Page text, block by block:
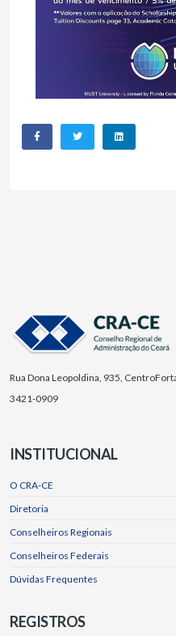
Rua Dona Leopoldina, 935, Centro
3421-0909
INSTITUCIONAL
O CRA-CE
Diretoria
Conselheiros Regionais
Conselheiros Federais
Dúvidas Frequentes
REGISTROS